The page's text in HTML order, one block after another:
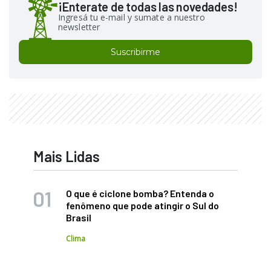
¡Enterate de todas las novedades!
Ingresá tu e-mail y sumate a nuestro
newsletter
Suscribirme
Mais Lidas
O que é ciclone bomba? Entenda o
fenômeno que pode atingir o Sul do
Brasil
Clima